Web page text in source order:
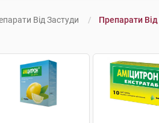
Від Застуди Препарати